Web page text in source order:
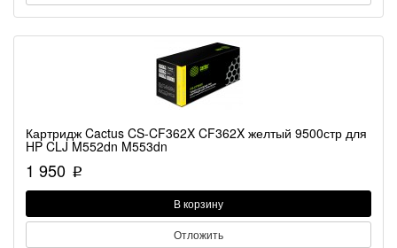
Картридж Cactus CS-CF362X CF362X желтый 9500стр для
HP CLJ M552dn M553dn
1 950 p
В корзину
Отложить